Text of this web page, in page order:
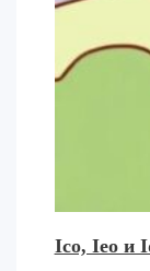
Ico, Ieo и